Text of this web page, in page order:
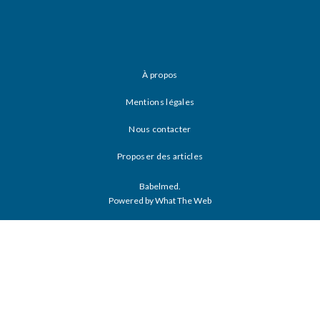
À propos
Mentions légales
Nous contacter
Proposer des articles
Babelmed.
Powered by What The Web